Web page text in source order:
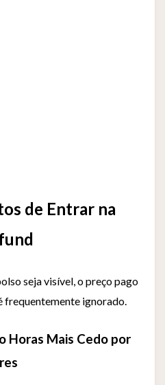
de Entrar na
seja visível, o preço pago
frequentemente ignorado.
Horas Mais Cedo por